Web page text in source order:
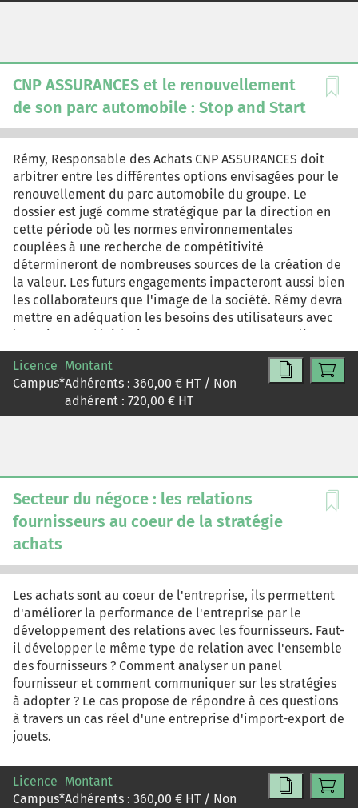
commandes passées aux fournisseurs.
CNP ASSURANCES et le renouvellement
de son parc automobile : Stop and Start
Rémy, Responsable des Achats CNP ASSURANCES doit
arbitrer entre les différentes options envisagées pour le
renouvellement du parc automobile du groupe. Le
dossier est jugé comme stratégique par la direction en
cette période où les normes environnementales
couplées à une recherche de compétitivité
détermineront de nombreuses sources de la création de
la valeur. Les futurs engagements impacteront aussi bien
les collaborateurs que l'image de la société. Rémy devra
mettre en adéquation les besoins des utilisateurs avec
les exigences législatives tout en respectant une ligne
budgétaire peu flexible. Un appel d'offres sera donc
lancé après concertation de plusieurs parties prenantes
et devra in fine permettre de satisfaire l'ensemble des
parties prenantes.
Licence
Campus*
Montant
Adhérents : 360,00 € HT / Non
adhérent : 720,00 € HT
Secteur du négoce : les relations
fournisseurs au coeur de la stratégie
achats
Les achats sont au coeur de l'entreprise, ils permettent
d'améliorer la performance de l'entreprise par le
développement des relations avec les fournisseurs. Faut-
il développer le même type de relation avec l'ensemble
des fournisseurs ? Comment analyser un panel
fournisseur et comment communiquer sur les stratégies
à adopter ? Le cas propose de répondre à ces questions
à travers un cas réel d'une entreprise d'import-export de
jouets.
Licence
Campus*
Montant
Adhérents : 360,00 € HT / Non